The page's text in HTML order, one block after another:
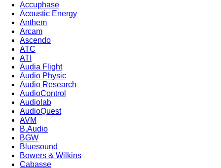
Accuphase
Acoustic Energy
Anthem
Arcam
Ascendo
ATC
ATI
Audia Flight
Audio Physic
Audio Research
AudioControl
Audiolab
AudioQuest
AVM
B.Audio
BGW
Bluesound
Bowers & Wilkins
Cabasse